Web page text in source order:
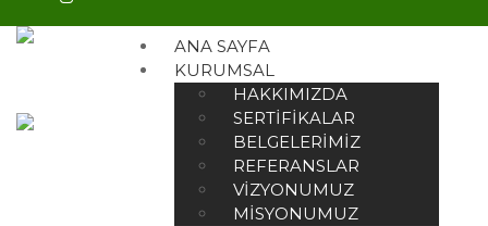
ANA SAYFA
KURUMSAL
HAKKIMIZDA
SERTIFIKALAR
BELGELERIMIZ
REFERANSLAR
VIZYONUMUZ
MISYONUMUZ